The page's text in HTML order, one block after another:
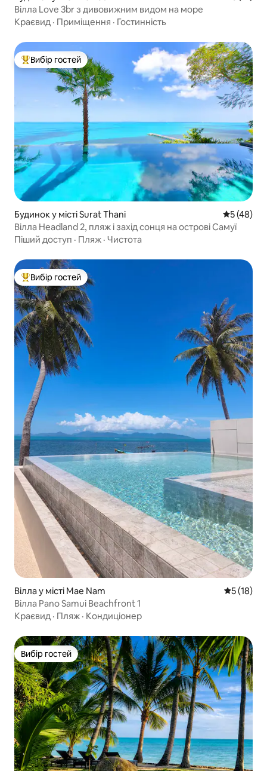
Вілла Love 3br з дивовижним видом на море
Краєвид · Приміщення · Гостинність
Топ вибір гостей
Вибір гостей
Будинок у місті Surat Thani Середня
5 (48)
Вілла Headland 2, пляж і захід сонця на острові Самуї
Піший доступ · Пляж · Чистота
Топ вибір гостей
Вибір гостей
Вілла у місті Mae Nam Середня
5 (18)
Вілла Pano Samui Beachfront 1
Краєвид · Пляж · Кондиціонер
Вибір гостей
Вибір гостей